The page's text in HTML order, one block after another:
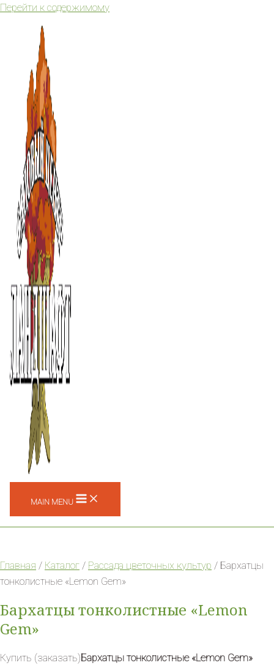
Перейти к содержимому
MAIN MENU
Главная / Каталог / Рассада цветочных культур / Бархатцы
тонколистные «Lemon Gem»
Бархатцы тонколистные «Lemon
Gem»
Купить (заказать)Бархатцы тонколистные «Lemon Gem»